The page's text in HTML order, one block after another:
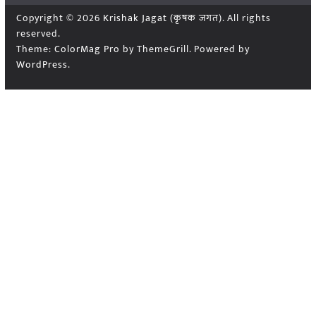
Copyright © 2026 Krishak Jagat (कृषक जगत). All rights
reserved.
Theme: ColorMag Pro by ThemeGrill. Powered by
WordPress.